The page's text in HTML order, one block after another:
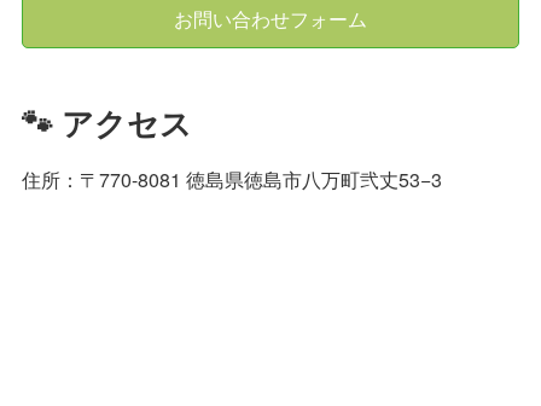
お問い合わせフォーム
🐾 アクセス
住所：〒770-8081 徳島県徳島市八万町弐丈53−3